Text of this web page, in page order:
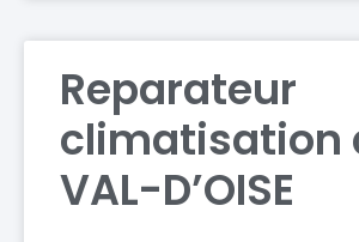
Reparateur
climatisation
VAL-D’OISE